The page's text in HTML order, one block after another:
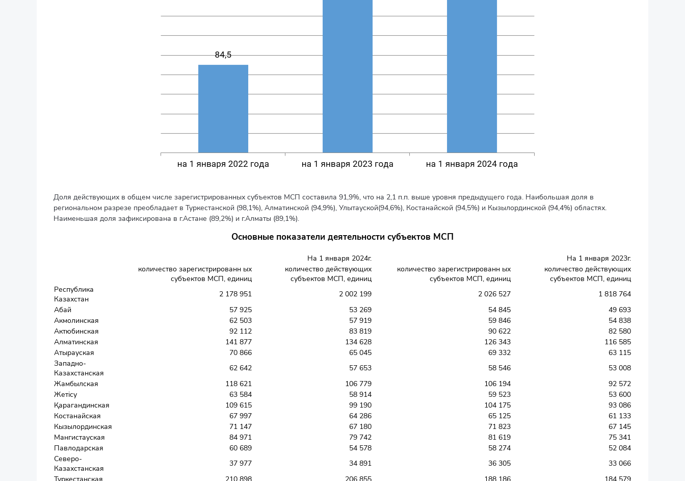
Доля действующих в общем числе зарегистрированных субъектов МСП составила 91,9%, что на 2,1 п.п. выше уровня предыдущего года. Наибольшая доля в
региональном разрезе преобладает в Туркестанской (98,1%), Алматинской (94,9%), Улытауской(94,6%), Костанайской (94,5%) и Кызылординской (94,4%) областях.
Наименьшая доля зафиксирована в г.Астане (89,2%) и г.Алматы (89,1%).
Основные показатели деятельности субъектов МСП
На 1 января 2024г.
На 1 января 2023г.
количество зарегистрированн ых
субъектов МСП, единиц
количество действующих
субъектов МСП, единиц
количество зарегистрированн ых
субъектов МСП, единиц
количество действующих
субъектов МСП, единиц
Республика
Казахстан
2 178 951 2 002 199 2 026 527
1 818 764
Абай
57 925 53 269 54 845
49 693
Акмолинская
62 503 57 919 59 846
54 838
Актюбинская
92 112 83 819 90 622
82 580
Алматинская
141 877 134 628 126 343
116 585
Атырауская
70 866 65 045 69 332
63 115
Западно-
Казахстанская
62 642 57 653 58 546
53 008
Жамбылская
118 621 106 779 106 194
92 572
Жетісу
63 584 58 914 59 523
53 600
Қарагандинская
109 615 99 190 104 175
93 086
Костанайская
67 997 64 286 65 125
61 133
Кызылординская
71 147 67 180 71 823
67 145
Мангистауская
84 971 79 742 81 619
75 341
Павлодарская
60 689 54 578 58 274
52 084
Северо-
Казахстанская
37 977 34 891 36 305
33 066